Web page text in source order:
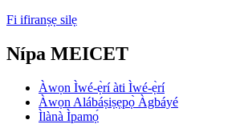
Fi ifiranṣẹ silẹ
Nípa MEICET
Àwọn Ìwé-ẹ̀rí àti Ìwé-ẹ̀rí
Àwọn Alábáṣiṣẹpọ̀ Àgbáyé
Ìlànà Ìpamọ́